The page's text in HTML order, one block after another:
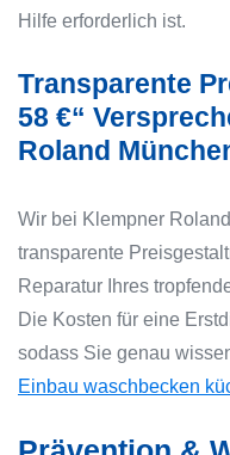
Hilfe erforderlich ist.
Transparente
58 €“
Roland
Wir bei Klempner
transparente
Reparatur Ihres
Die Kosten für eine
sodass Sie genau
Einbau waschbecken